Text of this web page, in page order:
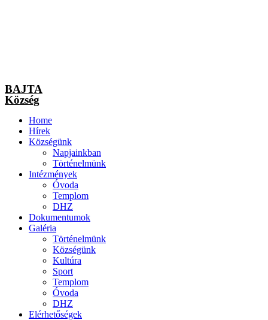
BAJTA
Község
Home
Hírek
Községünk
Napjainkban
Történelmünk
Intézmények
Óvoda
Templom
DHZ
Dokumentumok
Galéria
Történelmünk
Községünk
Kultúra
Sport
Templom
Óvoda
DHZ
Elérhetőségek